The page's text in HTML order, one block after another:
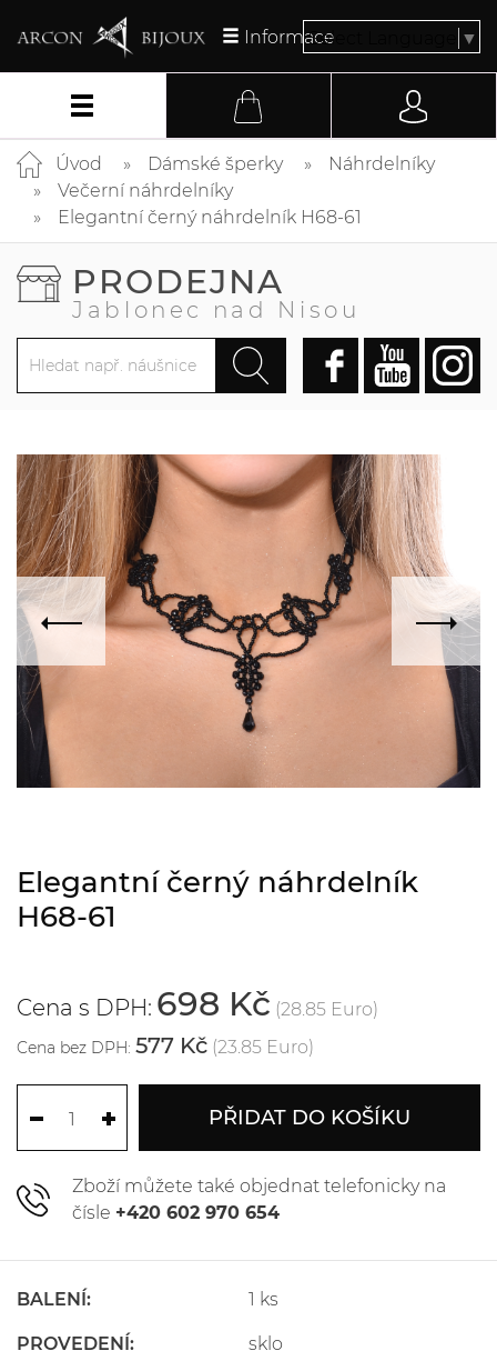
InformaceSelect Language ▼
Úvod Dámské šperky
Náhrdelníky
Večerní náhrdelníky
Elegantní černý náhrdelník H68-61
PRODEJNA
Jablonec nad Nisou
Elegantní černý náhrdelník
H68-61
Cena s DPH: 698 Kč (28.85 Euro)
Cena bez DPH: 577 Kč (23.85 Euro)
PŘIDAT DO KOŠÍKU
Zboží můžete také objednat telefonicky na
čísle +420 602 970 654
BALENÍ: 1 ks
PROVEDENÍ: sklo